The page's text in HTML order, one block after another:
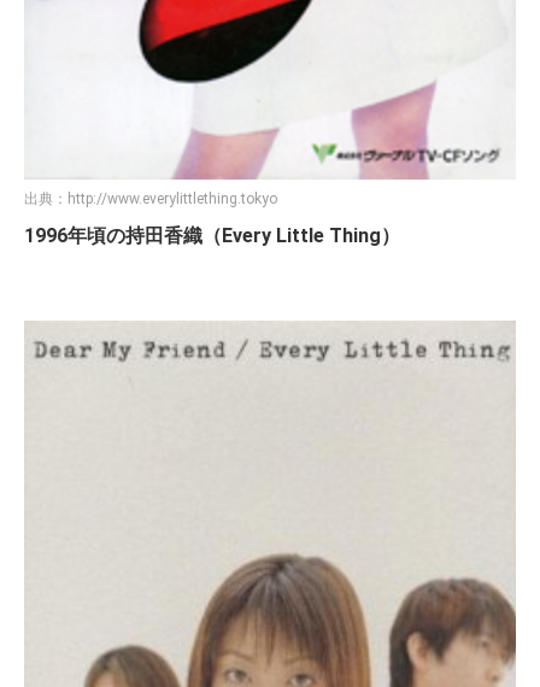
出典： http://www.everylittlething.tokyo
1996年頃の持田香織（Every Little Thing）